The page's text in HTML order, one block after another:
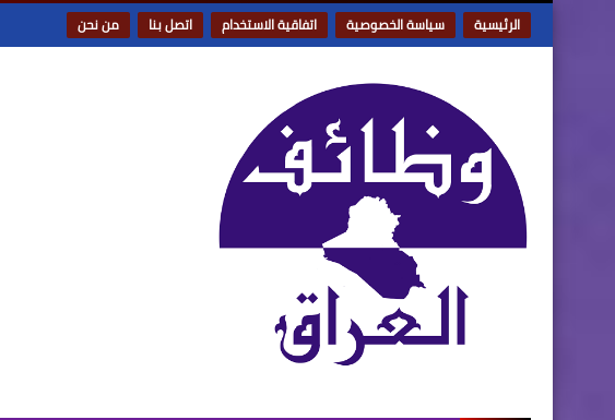
الرئيسية سياسة الخصوصية اتفاقية الاستخدام اتصل بنا من نحن